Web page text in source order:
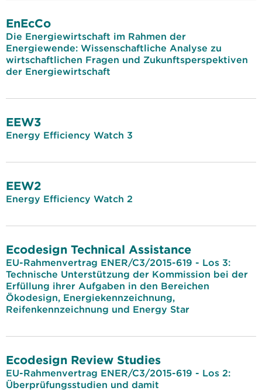
EnEcCo
Die Energiewirtschaft im Rahmen der
Energiewende: Wissenschaftliche Analyse zu
wirtschaftlichen Fragen und Zukunftsperspektiven
der Energiewirtschaft
EEW3
Energy Efficiency Watch 3
EEW2
Energy Efficiency Watch 2
Ecodesign Technical Assistance
EU-Rahmenvertrag ENER/C3/2015-619 - Los 3:
Technische Unterstützung der Kommission bei der
Erfüllung ihrer Aufgaben in den Bereichen
Ökodesign, Energiekennzeichnung,
Reifenkennzeichnung und Energy Star
Ecodesign Review Studies
EU-Rahmenvertrag ENER/C3/2015-619 - Los 2:
Überprüfungsstudien und damit